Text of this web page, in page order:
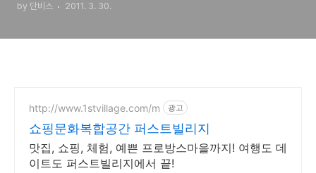
by 단비스 2011. 3. 30.
http://www.1stvillage.com/m 광고
쇼핑문화복합공간 퍼스트빌리지
맛집, 쇼핑, 체험, 예쁜 프로방스마을까지! 여행도 데
이트도 퍼스트빌리지에서 끝!